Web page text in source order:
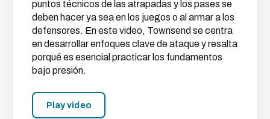
puntos técnicos de las atrapadas y los pases se
deben hacer ya sea en los juegos o al armar a los
defensores. En este video, Townsend se centra
en desarrollar enfoques clave de ataque y resalta
porqué es esencial practicar los fundamentos
bajo presión.
Play video